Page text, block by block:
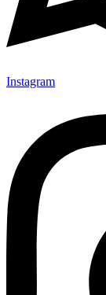
Instagram